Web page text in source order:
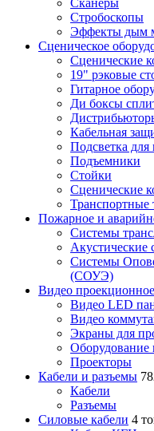
Стробоскопы
Эффекты дым
Сценическое
Сценические
19" рэковые
Гитарное
Ди боксы
Кабельная
Подсветка для
Подъемники
Стойки
Сценические
Транспортные
Пожарное и
Cистемы
Системы
(СОУЭ)
Видео
Видео LED
Видео
Экраны для
Оборудование
Проекторы
Кабели и разъемы
Кабели
Разъемы
Силовые кабели 4